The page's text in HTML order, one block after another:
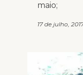
maio;
17 de julho,